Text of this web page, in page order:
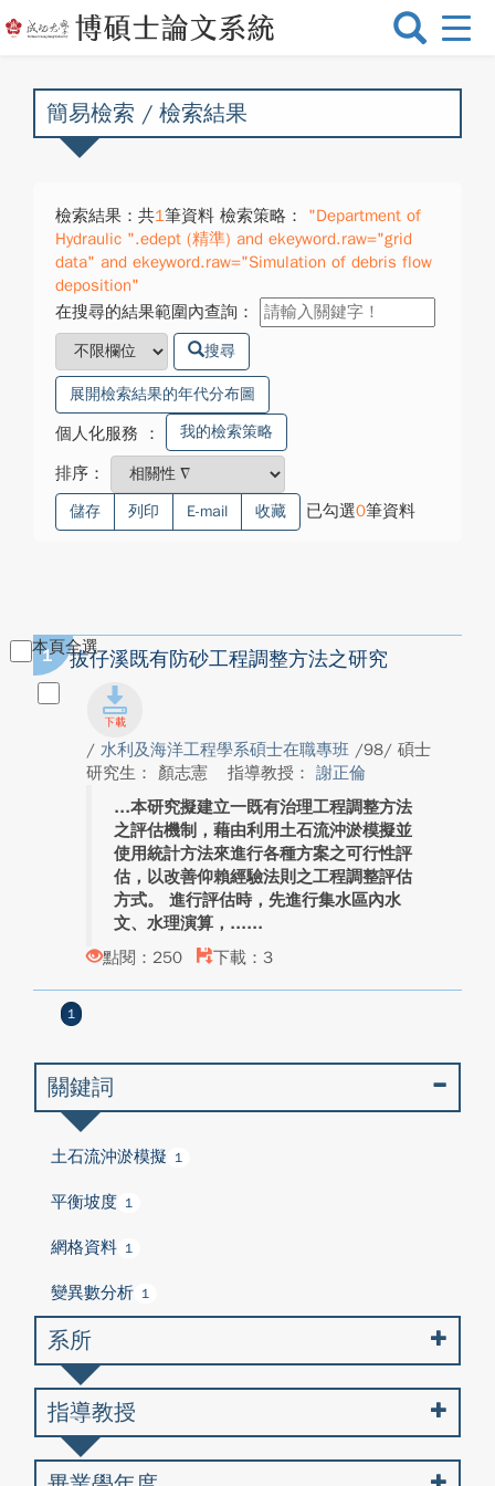
選
換
簡易檢索 / 檢索結果
檢索結果：共1筆資料 檢索策略：
"Department of
Hydraulic ".edept (精準) and ekeyword.raw="grid
data" and ekeyword.raw="Simulation of debris flow
deposition"
在搜尋的結果範圍內查詢：
搜尋
展開檢索結果的年代分布圖
個人化服務 ： 我的檢索策略
排序：
儲存 列印 E-mail 收藏 已勾選0筆資料
本頁全選
1 拔仔溪既有防砂工程調整方法之研究
/ 水利及海洋工程學系碩士在職專班 /98/ 碩士
研究生： 顏志憲
指導教授： 謝正倫
本研究擬建立一既有治理工程調整方法
之評估機制，藉由利用土石流沖淤模擬並
使用統計方法來進行各種方案之可行性評
估，以改善仰賴經驗法則之工程調整評估
方式。 進行評估時，先進行集水區內水
文、水理演算，...
點閱：250
下載：3
1
關鍵詞
土石流沖淤模擬 1
平衡坡度 1
網格資料 1
變異數分析 1
系所
指導教授